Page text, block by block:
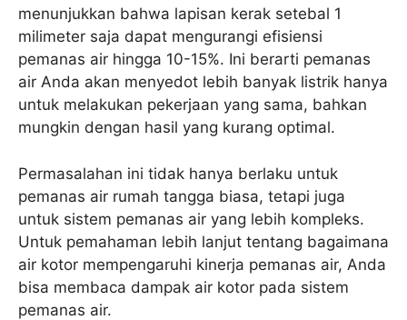
menunjukkan bahwa lapisan kerak setebal 1
milimeter saja dapat mengurangi efisiensi
pemanas air hingga 10-15%. Ini berarti pemanas
air Anda akan menyedot lebih banyak listrik hanya
untuk melakukan pekerjaan yang sama, bahkan
mungkin dengan hasil yang kurang optimal.
Permasalahan ini tidak hanya berlaku untuk
pemanas air rumah tangga biasa, tetapi juga
untuk sistem pemanas air yang lebih kompleks.
Untuk pemahaman lebih lanjut tentang bagaimana
air kotor mempengaruhi kinerja pemanas air, Anda
bisa membaca dampak air kotor pada sistem
pemanas air.